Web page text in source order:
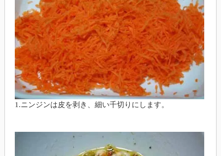
1.ニンジンは皮を剥き、細い千切りにします。